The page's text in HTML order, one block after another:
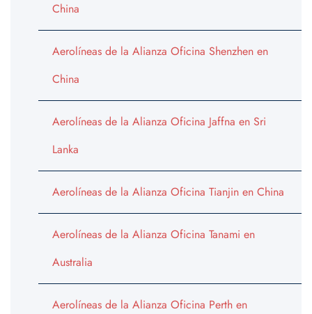
China
Aerolíneas de la Alianza Oficina Shenzhen en
China
Aerolíneas de la Alianza Oficina Jaffna en Sri
Lanka
Aerolíneas de la Alianza Oficina Tianjin en China
Aerolíneas de la Alianza Oficina Tanami en
Australia
Aerolíneas de la Alianza Oficina Perth en